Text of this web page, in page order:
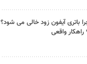
باتری آیفون زود خالی می شود؟